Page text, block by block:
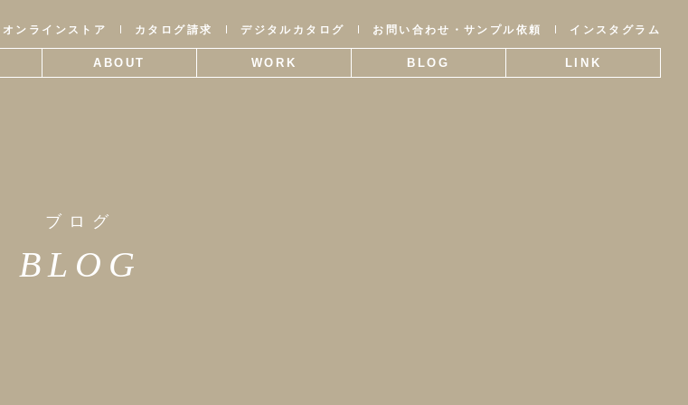
オンラインストア カタログ請求 デジタルカタログ お問い合わせ・サンプル依頼 インスタグラム
ABOUT WORK BLOG LINK
ブログ
BLOG